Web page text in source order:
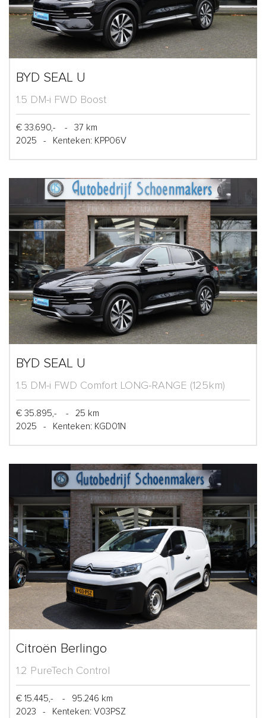
BYD SEAL U
1.5 DM-i FWD Boost
€ 33.690,- -
37 km
2025
- Kenteken: KPP06V
BYD SEAL U
1.5 DM-i FWD Comfort LONG-RANGE (125km)
€ 35.895,- -
25 km
2025
- Kenteken: KGD01N
Citroën Berlingo
1.2 PureTech Control
€ 15.445,- -
95.246 km
2023
- Kenteken: V03PSZ